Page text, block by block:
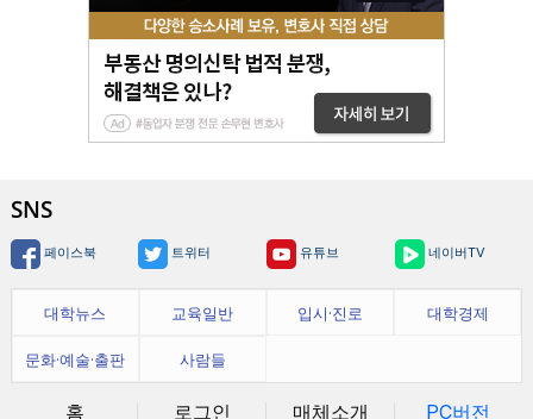
SNS
페이스북 트위터 유튜브 네이버TV
대학뉴스 교육일반 입시·진로 대학경제
문화·예술·출판 사람들
홈 로그인 매체소개 PC버전